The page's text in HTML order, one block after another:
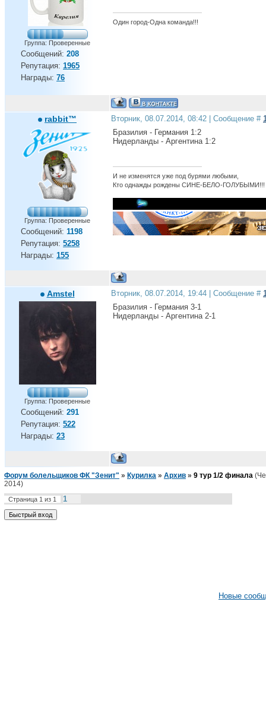
Группа: Проверенные
Сообщений: 208
Репутация: 1965
Награды: 76
Один город-Одна команда!!!
rabbit™
Группа: Проверенные
Сообщений: 1198
Репутация: 5258
Награды: 155
Вторник, 08.07.2014, 08:42 | Сообщение #
Бразилия - Германия 1:2
Нидерланды - Аргентина 1:2
И не изменятся уже под бурями любыми,
Кто однажды рождены СИНЕ-БЕЛО-ГОЛУБЫМИ!!!
Amstel
Группа: Проверенные
Сообщений: 291
Репутация: 522
Награды: 23
Вторник, 08.07.2014, 19:44 | Сообщение #
Бразилия - Германия 3-1
Нидерланды - Аргентина 2-1
Форум болельщиков ФК "Зенит" » Курилка » Архив » 9 тур 1/2 финала
2014)
Страница 1 из 1 1
Новые